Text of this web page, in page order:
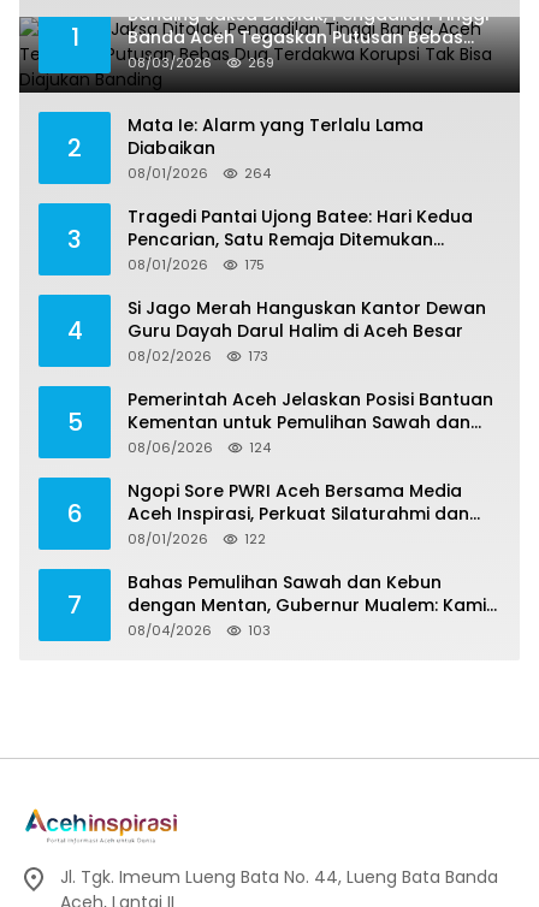
1
Banding Jaksa Ditolak, Pengadilan Tinggi
Banda Aceh Tegaskan Putusan Bebas
Dua Terdakwa Korupsi Tak Bisa Diajukan
Banding
08/03/2026 269
2
Mata Ie: Alarm yang Terlalu Lama
Diabaikan
08/01/2026 264
3
Tragedi Pantai Ujong Batee: Hari Kedua
Pencarian, Satu Remaja Ditemukan
Meninggal, Tiga Korban Masih Dicari
08/01/2026 175
4
Si Jago Merah Hanguskan Kantor Dewan
Guru Dayah Darul Halim di Aceh Besar
08/02/2026 173
5
Pemerintah Aceh Jelaskan Posisi Bantuan
Kementan untuk Pemulihan Sawah dan
Kebun
08/06/2026 124
6
Ngopi Sore PWRI Aceh Bersama Media
Aceh Inspirasi, Perkuat Silaturahmi dan
Wariskan Pengalaman Berharga
08/01/2026 122
7
Bahas Pemulihan Sawah dan Kebun
dengan Mentan, Gubernur Mualem: Kami
Butuh Dukungan Pak Menteri
08/04/2026 103
Jl. Tgk. Imeum Lueng Bata No. 44, Lueng Bata Banda
Aceh, Lantai II